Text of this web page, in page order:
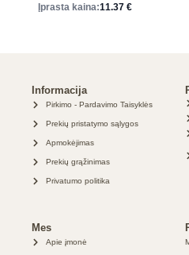
Įprasta kaina:11.37 €
Informacija
Pirkimo - Pardavimo Taisyklės
Prekių pristatymo sąlygos
Apmokėjimas
Prekių grąžinimas
Privatumo politika
Mes
Apie įmonė